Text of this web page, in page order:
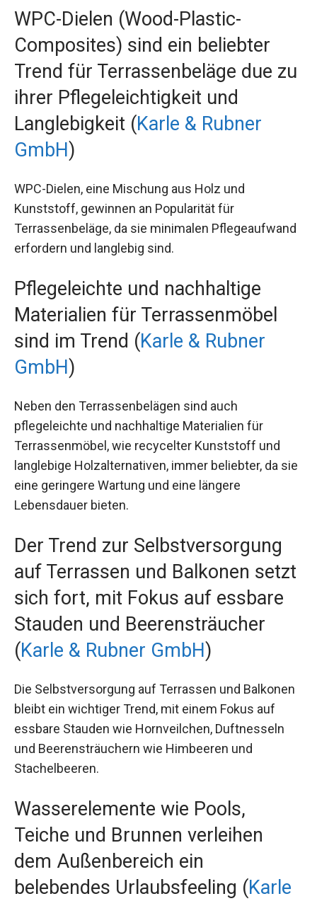
WPC-Dielen (Wood-Plastic-
Composites) sind ein beliebter
Trend für Terrassenbeläge due zu
ihrer Pflegeleichtigkeit und
Langlebigkeit (Karle & Rubner
GmbH)
WPC-Dielen, eine Mischung aus Holz und
Kunststoff, gewinnen an Popularität für
Terrassenbeläge, da sie minimalen Pflegeaufwand
erfordern und langlebig sind.
Pflegeleichte und nachhaltige
Materialien für Terrassenmöbel
sind im Trend (Karle & Rubner
GmbH)
Neben den Terrassenbelägen sind auch
pflegeleichte und nachhaltige Materialien für
Terrassenmöbel, wie recycelter Kunststoff und
langlebige Holzalternativen, immer beliebter, da sie
eine geringere Wartung und eine längere
Lebensdauer bieten.
Der Trend zur Selbstversorgung
auf Terrassen und Balkonen setzt
sich fort, mit Fokus auf essbare
Stauden und Beerensträucher
(Karle & Rubner GmbH)
Die Selbstversorgung auf Terrassen und Balkonen
bleibt ein wichtiger Trend, mit einem Fokus auf
essbare Stauden wie Hornveilchen, Duftnesseln
und Beerensträuchern wie Himbeeren und
Stachelbeeren.
Wasserelemente wie Pools,
Teiche und Brunnen verleihen
dem Außenbereich ein
belebendes Urlaubsfeeling (Karle